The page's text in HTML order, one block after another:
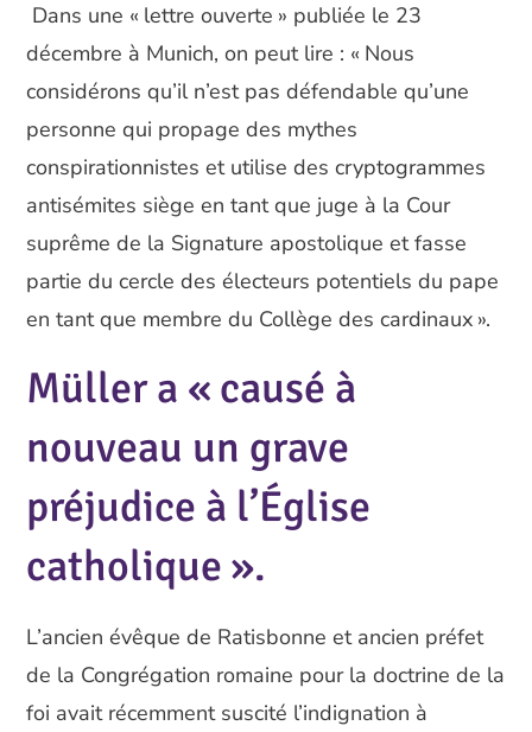
Dans une « lettre ouverte » publiée le 23
décembre à Munich, on peut lire : « Nous
considérons qu’il n’est pas défendable qu’une
personne qui propage des mythes
conspirationnistes et utilise des cryptogrammes
antisémites siège en tant que juge à la Cour
suprême de la Signature apostolique et fasse
partie du cercle des électeurs potentiels du pape
en tant que membre du Collège des cardinaux ».
Müller a « causé à
nouveau un grave
préjudice à l’Église
catholique ».
L’ancien évêque de Ratisbonne et ancien préfet
de la Congrégation romaine pour la doctrine de la
foi avait récemment suscité l’indignation à